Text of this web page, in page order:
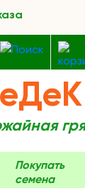
Покупать
семена